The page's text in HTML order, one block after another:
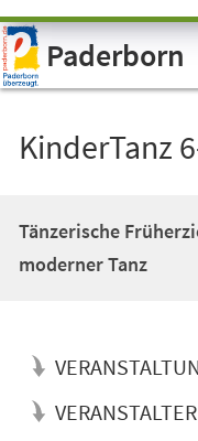
Visuelle
Assistenzsoftware
öffnen.Paderborn
KinderTanz
Tänzerische
moderner Tanz
VERANSTALTER